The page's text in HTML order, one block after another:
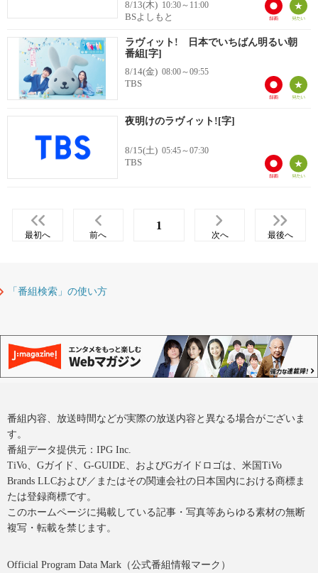
8/13(木) 10:30～11:00
BSよしもと
ラヴィット! 日本でいちばん明るい朝
番組[字]
8/14(金) 08:00～09:55
TBS
夜明けのラヴィット![字]
8/15(土) 05:45～07:30
TBS
最初へ 前へ
1
次へ 最後へ
「番組検索」の使い方
番組内容、放送時間などが実際の放送内容と異なる場合がございま
す。
番組データ提供元：IPG Inc.
TiVo、Gガイド、G-GUIDE、およびGガイドロゴは、米国TiVo
Brands LLCおよび／またはその関連会社の日本国内における商標ま
たは登録商標です。
このホームページに掲載している記事・写真等あらゆる素材の無断
複写・転載を禁じます。
Official Program Data Mark（公式番組情報マーク）